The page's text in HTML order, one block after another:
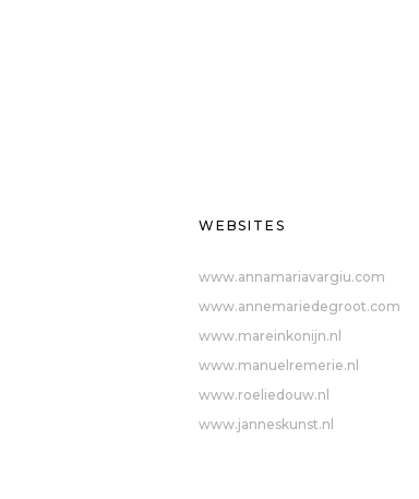
WEBSITES
www.annamariavargiu.com
www.annemariedegroot.com
www.mareinkonijn.nl
www.manuelremerie.nl
www.roeliedouw.nl
www.janneskunst.nl